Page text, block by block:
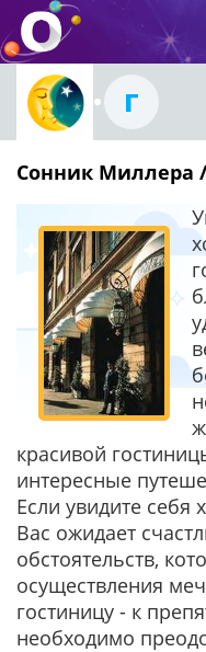
Г
Сонник Миллера
красивой
интересные
Если увидите себя
Вас ожидает
обстоятельств,
осуществления
гостиницу - к
необходимо